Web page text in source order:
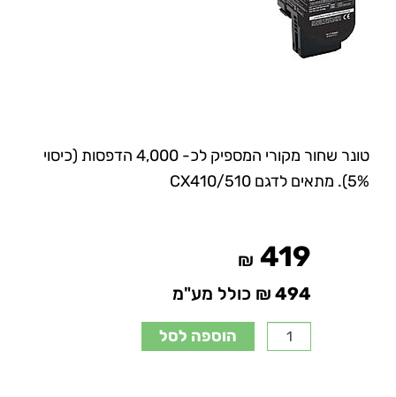
טונר שחור מקורי המספיק לכ- 4,000 הדפסות (כיסוי
5%). מתאים לדגם CX410/510
419
₪
494 ₪ כולל מע"מ
הוספה לסל